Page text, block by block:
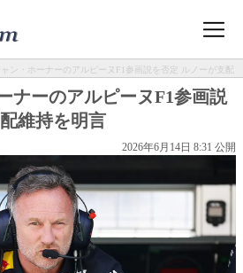
ン・ホーナーのアルピーヌF1参画説を否定 ルノーが支配
ナーのアルピーヌF1参画説
維持を明言
2026年6月14日 8:31 公開